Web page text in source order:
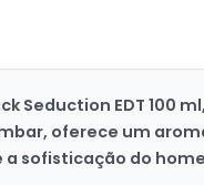
Seduction EDT
oferece um
sofisticação do